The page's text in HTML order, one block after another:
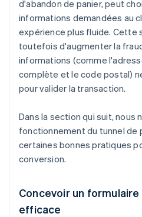
d'abandon de panier, peut
informations demandées au
expérience plus fluide. Cette
toutefois d'augmenter la
informations (comme
complète et le code postal)
pour valider la transaction.
Dans la section qui suit, nous
fonctionnement du tunnel de
certaines bonnes pratiques
conversion.
Concevoir un
efficace